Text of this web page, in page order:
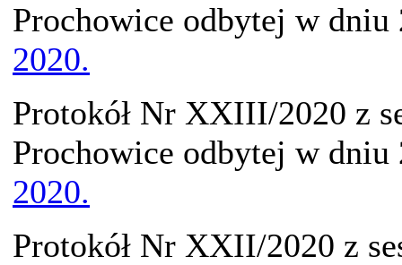
Prochowice odbytej w
2020.
Protokół Nr XXIII/2020 z
Prochowice odbytej w
2020.
Protokół Nr XXII/2020 z